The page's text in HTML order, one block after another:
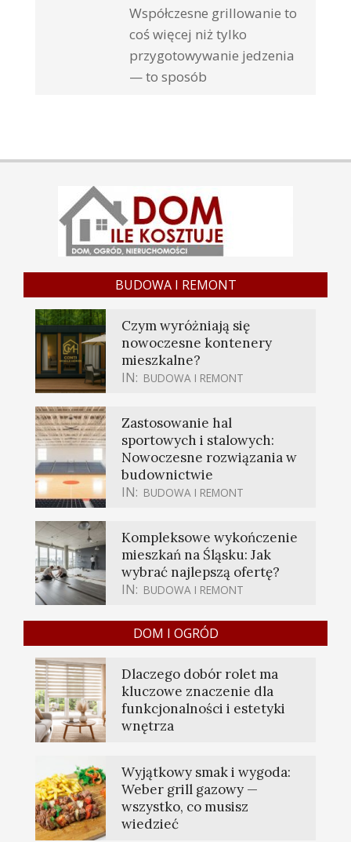
Współczesne grillowanie to
coś więcej niż tylko
przygotowywanie jedzenia
— to sposób
BUDOWA I REMONT
Czym wyróżniają się
nowoczesne kontenery
mieszkalne?
IN: BUDOWA I REMONT
Zastosowanie hal
sportowych i stalowych:
Nowoczesne rozwiązania w
budownictwie
IN: BUDOWA I REMONT
Kompleksowe wykończenie
mieszkań na Śląsku: Jak
wybrać najlepszą ofertę?
IN: BUDOWA I REMONT
DOM I OGRÓD
Dlaczego dobór rolet ma
kluczowe znaczenie dla
funkcjonalności i estetyki
wnętrza
Wyjątkowy smak i wygoda:
Weber grill gazowy —
wszystko, co musisz
wiedzieć